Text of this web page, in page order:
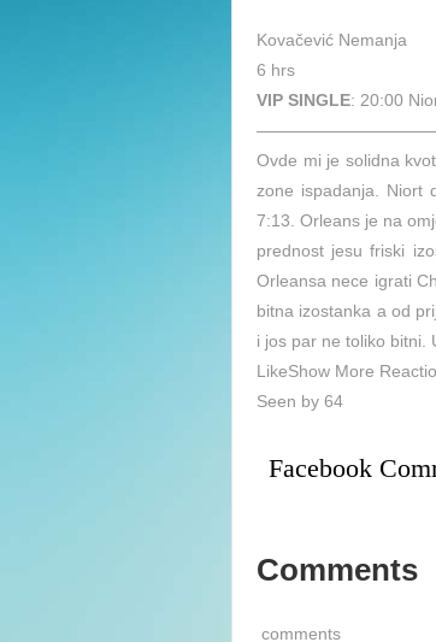
Kovačević Nemanja
6 hrs
VIP SINGLE: 20:00
Ovde mi je solidna
zone ispadanja. Niort
7:13. Orleans je na
prednost jesu friski
Orleansa nece igrati
bitna izostanka a od
i jos par ne toliko bitni.
LikeShow More
Seen by 64
Facebook
Comments
comments